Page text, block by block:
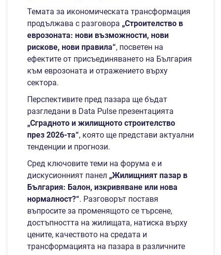
Темата за икономическата трансформация
продължава с разговора „Строителство в
еврозоната: нови възможности, нови
рискове, нови правила“, посветен на
ефектите от присъединяването на България
към еврозоната и отражението върху
сектора.
Перспективите пред пазара ще бъдат
разгледани в Data Pulse презентацията
„Сградното и жилищното строителство
през 2026-та“, която ще представи актуални
тенденции и прогнози.
Сред ключовите теми на форума е и
дискусионният панел „Жилищният пазар в
България: Балон, изкривяване или нова
нормалност?“. Разговорът поставя
въпросите за променящото се търсене,
достъпността на жилищата, натиска върху
цените, качеството на средата и
трансформацията на пазара в различните